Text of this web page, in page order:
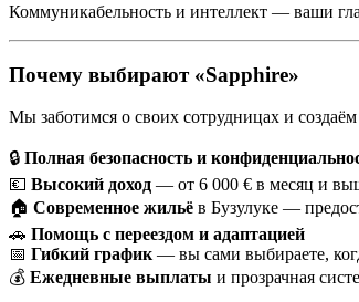
Коммуникабельность и интеллект — ваши
Почему выбирают «Sapphire»
Мы заботимся о своих сотрудницах и
🔒 Полная безопасность и
💶 Высокий доход — от 6 000 € в месяц и
🏠 Современное жильё в Бузулуке —
🚗 Помощь с переездом и адаптацией
📅 Гибкий график — вы сами выбираете,
💰 Ежедневные выплаты и прозрачная